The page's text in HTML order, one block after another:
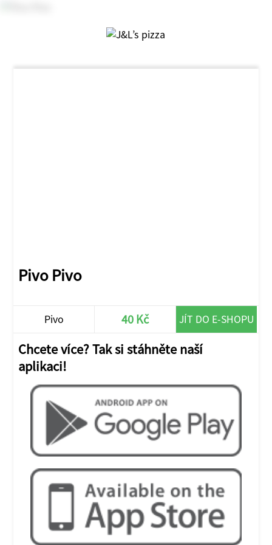
Pivo Pivo
Pivo 40 Kč JÍT DO E-SHOPU
Chcete více? Tak si stáhněte naší
aplikaci!